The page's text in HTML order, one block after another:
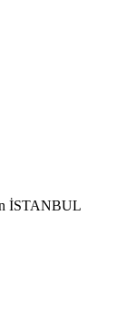
İSTANBUL